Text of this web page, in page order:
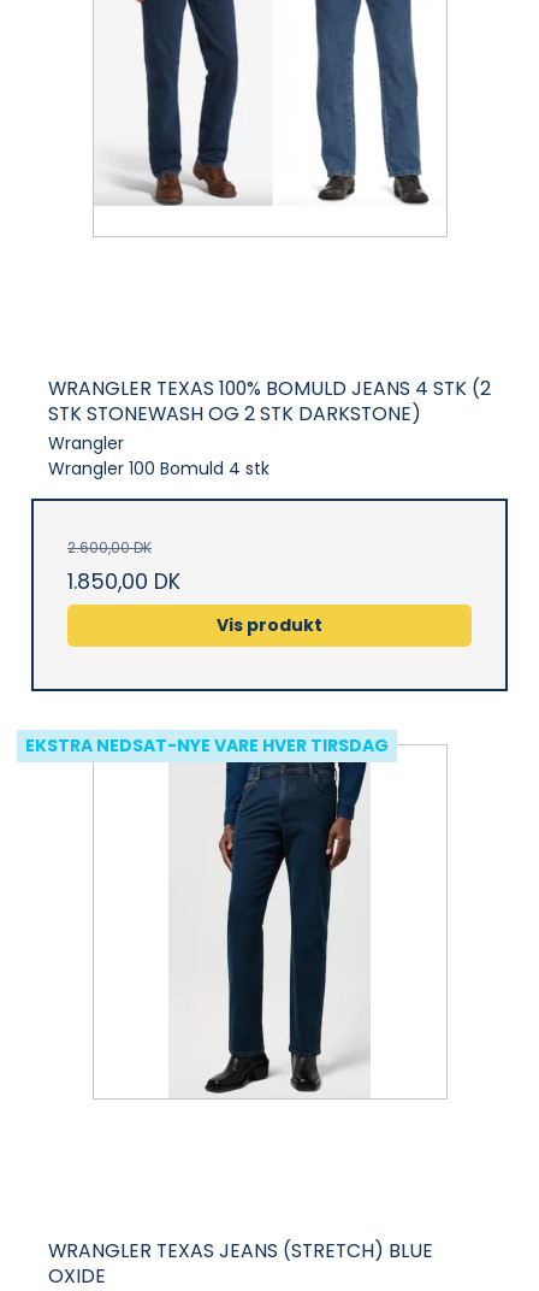
WRANGLER TEXAS 100% BOMULD JEANS 4 STK (2
STK STONEWASH OG 2 STK DARKSTONE)
Wrangler
Wrangler 100 Bomuld 4 stk
2.600,00 DK
1.850,00 DK
Vis produkt
EKSTRA NEDSAT-NYE VARE HVER TIRSDAG
WRANGLER TEXAS JEANS (STRETCH) BLUE
OXIDE